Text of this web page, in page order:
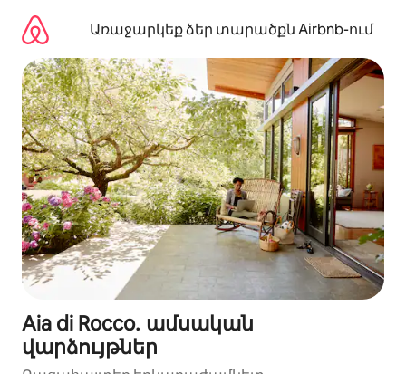
բովանդակությանըԱռաջարկեք ձեր տարածքն Airbnb-ում
Aia di Rocco․ ամսական
վարձույթներ